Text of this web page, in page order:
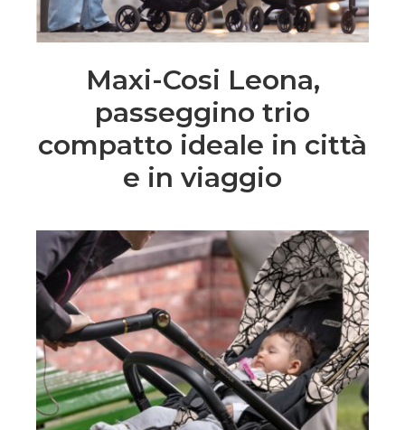
Maxi-Cosi Leona,
passeggino trio
compatto ideale in città
e in viaggio